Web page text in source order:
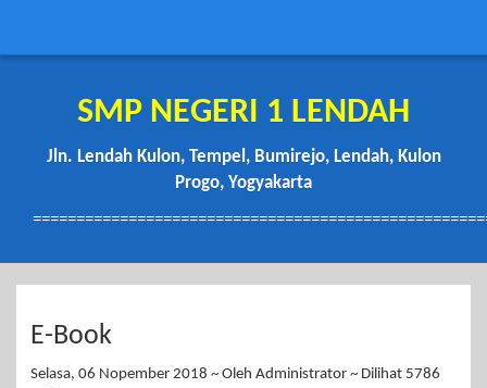
SMP NEGERI 1 LENDAH
Jln. Lendah Kulon, Tempel, Bumirejo, Lendah, Kulon
Progo, Yogyakarta
E-Book
Selasa, 06 Nopember 2018 ~ Oleh Administrator ~ Dilihat 5786